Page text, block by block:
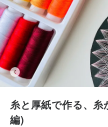
糸と厚紙で作る、
編)